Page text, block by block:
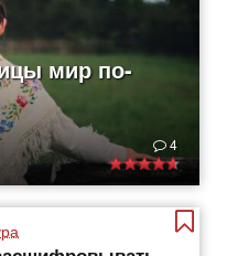
мир по-
4